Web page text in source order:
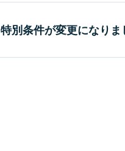
特別条件が変更になりま